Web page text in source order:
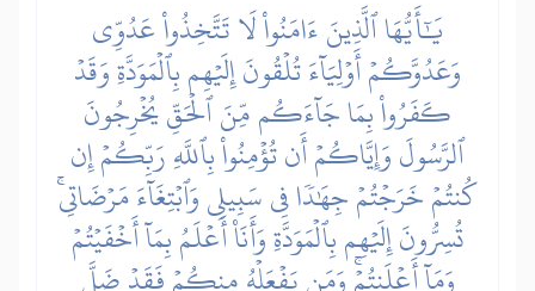
يَٰٓأَيُّهَا ٱلَّذِينَ ءَامَنُواْ لَا تَتَّخِذُواْ عَدُوِّي
وَعَدُوَّكُمۡ أَوۡلِيَآءَ تُلۡقُونَ إِلَيۡهِم بِٱلۡمَوَدَّةِ وَقَدۡ
كَفَرُواْ بِمَا جَآءَكُم مِّنَ ٱلۡحَقِّ يُخۡرِجُونَ
ٱلرَّسُولَ وَإِيَّاكُمۡ أَن تُؤۡمِنُواْ بِٱللَّهِ رَبِّكُمۡ إِن
كُنتُمۡ خَرَجۡتُمۡ جِهَٰدٗا فِي سَبِيلِي وَٱبۡتِغَآءَ مَرۡضَاتِيۚ
تُسِرُّونَ إِلَيۡهِم بِٱلۡمَوَدَّةِ وَأَنَا۠ أَعۡلَمُ بِمَآ أَخۡفَيۡتُمۡ
وَمَآ أَعۡلَنتُمۡۚ وَمَن يَفۡعَلۡهُ مِنكُمۡ فَقَدۡ ضَلَّ